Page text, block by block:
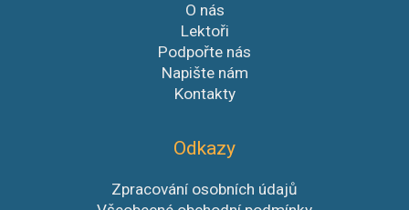
O nás
Lektoři
Podpořte nás
Napište nám
Kontakty
Odkazy
Zpracování osobních údajů